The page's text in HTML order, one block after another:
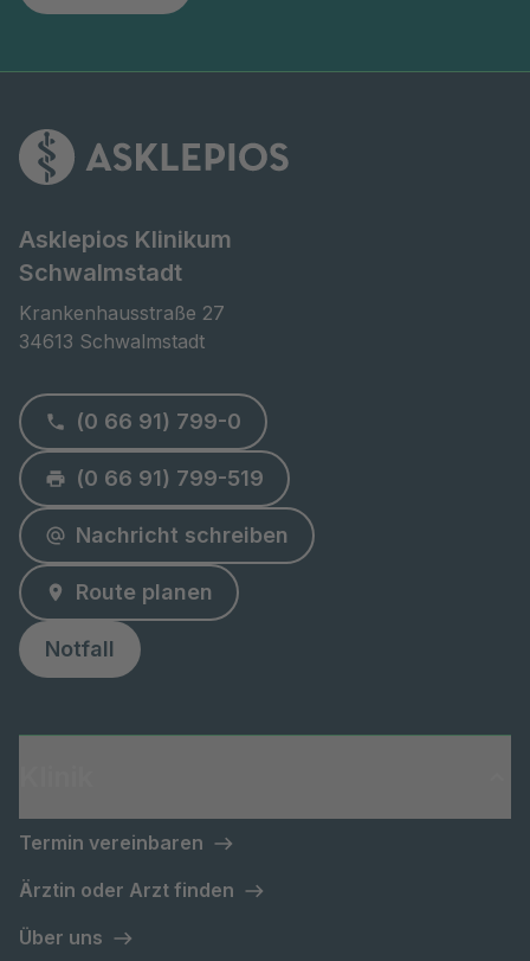
Asklepios Klinikum
Schwalmstadt
Krankenhausstraße 27
34613 Schwalmstadt
(0 66 91) 799-0
(0 66 91) 799-519
Nachricht schreiben
Route planen
Notfall
Termin vereinbaren
Ärztin oder Arzt finden
Über uns